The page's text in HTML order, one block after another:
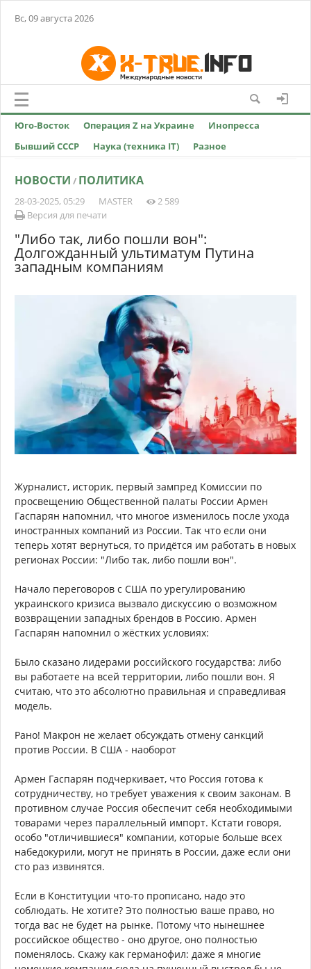
Вс, 09 августа 2026
Юго-Восток Операция Z на Украине
Инопресса
Бывший СССР
Наука (техника IT) Разное
НОВОСТИ / ПОЛИТИКА
28-03-2025, 05:29 MASTER
2 589
Версия для печати
"Либо так, либо пошли вон":
Долгожданный ультиматум Путина
западным компаниям
Журналист, историк, первый зампред Комиссии по
просвещению Общественной палаты России Армен
Гаспарян напомнил, что многое изменилось после ухода
иностранных компаний из России. Так что если они
теперь хотят вернуться, то придётся им работать в новых
регионах России: "Либо так, либо пошли вон".
Начало переговоров с США по урегулированию
украинского кризиса вызвало дискуссию о возможном
возвращении западных брендов в Россию. Армен
Гаспарян напомнил о жёстких условиях:
Было сказано лидерами российского государства: либо
вы работаете на всей территории, либо пошли вон. Я
считаю, что это абсолютно правильная и справедливая
модель.
Рано! Макрон не желает обсуждать отмену санкций
против России. В США - наоборот
Армен Гаспарян подчеркивает, что Россия готова к
сотрудничеству, но требует уважения к своим законам. В
противном случае Россия обеспечит себя необходимыми
товарами через параллельный импорт. Кстати говоря,
особо "отличившиеся" компании, которые больше всех
набедокурили, могут не принять в России, даже если они
сто раз извинятся.
Если в Конституции что-то прописано, надо это
соблюдать. Не хотите? Это полностью ваше право, но
тогда вас не будет на рынке. Потому что нынешнее
российское общество - оно другое, оно полностью
поменялось. Скажу как германофил: даже я многие